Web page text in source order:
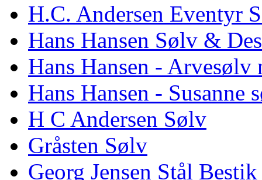
H.C. Andersen Eventyr
Hans Hansen Sølv &
Hans Hansen - Arvesølv
Hans Hansen - Susanne
H C Andersen Sølv
Gråsten Sølv
Georg Jensen Stål Bestik